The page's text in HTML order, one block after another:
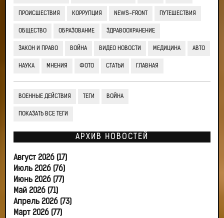
ПРОИСШЕСТВИЯ КОРРУПЦИЯ NEWS-FRONT ПУТЕШЕСТВИЯ
ОБЩЕСТВО ОБРАЗОВАНИЕ ЗДРАВООХРАНЕНИЕ
ЗАКОН И ПРАВО ВОЙНА ВИДЕО НОВОСТИ МЕДИЦИНА АВТО
НАУКА МНЕНИЯ ФОТО СТАТЬИ ГЛАВНАЯ
ВОЕННЫЕ ДЕЙСТВИЯ ТЕГИ ВОЙНА
ПОКАЗАТЬ ВСЕ ТЕГИ
АРХИВ НОВОСТЕЙ
Август 2026 (17)
Июль 2026 (76)
Июнь 2026 (77)
Май 2026 (71)
Апрель 2026 (73)
Март 2026 (77)